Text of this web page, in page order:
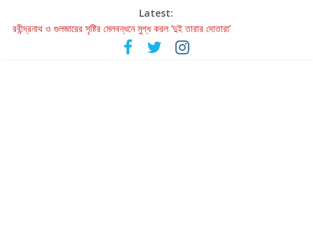
Latest:
রবীন্দ্রনাথ ও গুলজারের সৃষ্টির মেলবন্ধনে মুগ্ধ করল ‘দুই তারার দোতারা’
কলের গান থেকে রীলস্ — বাঙালির গান শোনার বিবর্তনের গল্প
জগন্নাথমঙ্গলম্ — বাংলায় প্রথমবার মঞ্চে এবার রথযাত্রার উদযাপন